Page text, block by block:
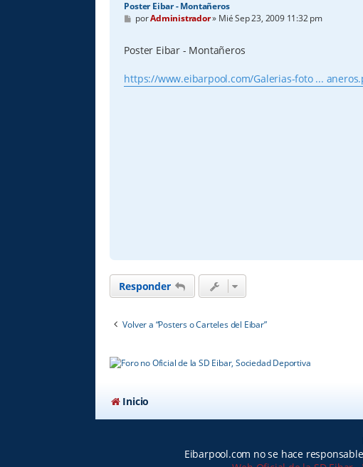
Poster Eibar - Montañeros
M
e
s
a
e
porAdministrador» Mié Sep 23, 2009 11:32 pm
Poster Eibar - Montañeros
https://www.eibarpool.com/Galerias-foto ...
Responder
Volver a “Posters o Carteles del Eibar”
Inicio
Eibarpool.com no se hace